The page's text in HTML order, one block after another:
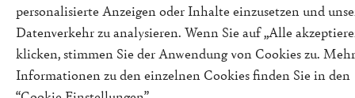
personalisierte Anzeigen oder Inhalte einzusetzen und
Datenverkehr zu analysieren. Wenn Sie auf „Alle
klicken, stimmen Sie der Anwendung von Cookies zu. Mehr
Informationen zu den einzelnen Cookies finden Sie in den